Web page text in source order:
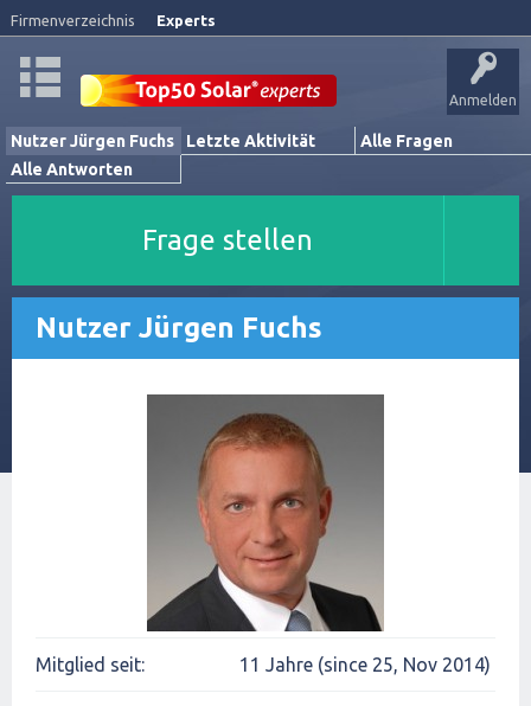
Firmenverzeichnis Experts
Anmelden
Nutzer Jürgen Fuchs Letzte Aktivität
Alle Fragen
Alle Antworten
Frage stellen
Nutzer Jürgen Fuchs
Mitglied seit: 11 Jahre (since 25, Nov 2014)